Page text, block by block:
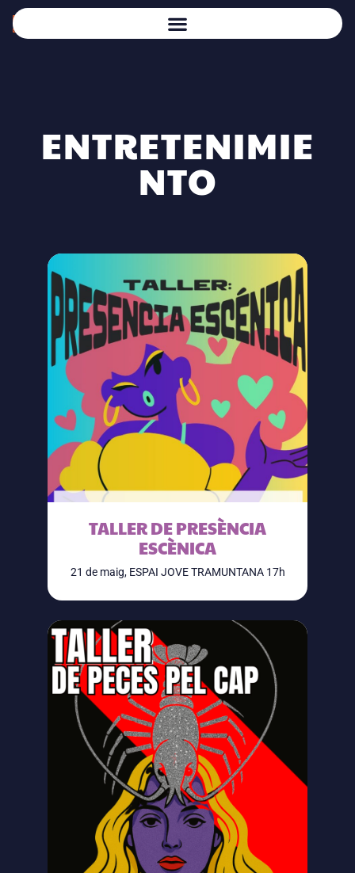
ENTRETENIMIE
NTO
TALLER DE PRESÈNCIA
ESCÈNICA
21 de maig, ESPAI JOVE TRAMUNTANA 17h